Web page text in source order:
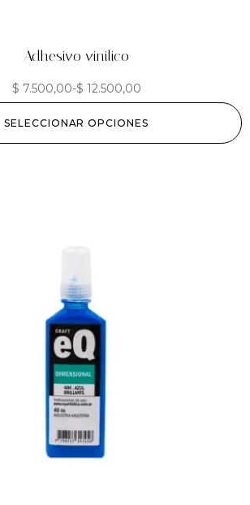
Adhesivo vinilico
$ 7.500,00-$ 12.500,00
SELECCIONAR OPCIONES